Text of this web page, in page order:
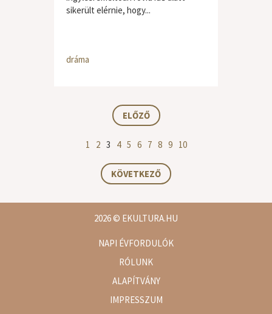
sikerült elérnie, hogy...
dráma
ELŐZŐ
1 2 3 4 5 6 7 8 9 10
KÖVETKEZŐ
2026© EKULTURA.HU
NAPI ÉVFORDULÓK
RÓLUNK
ALAPÍTVÁNY
IMPRESSZUM